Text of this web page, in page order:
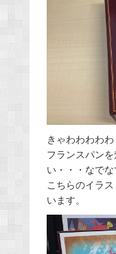
きゃわわわわ
フランスパン
い・・・なでな
こちらのイラ
います。